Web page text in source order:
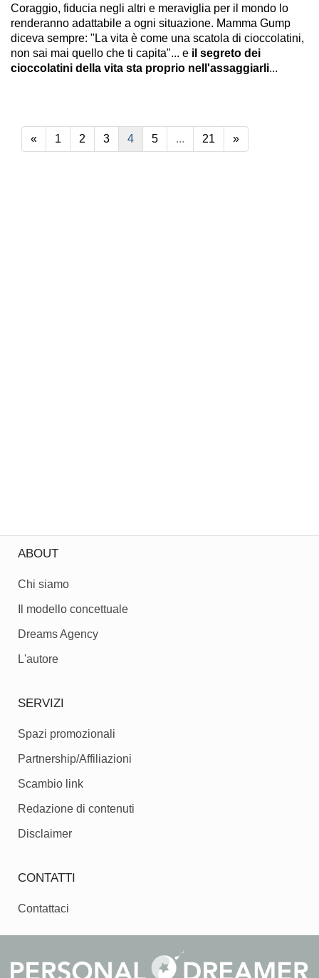
Coraggio, fiducia negli altri e meraviglia per il mondo lo
renderanno adattabile a ogni situazione. Mamma Gump
diceva sempre: "La vita è come una scatola di cioccolatini,
non sai mai quello che ti capita"... e il segreto dei
cioccolatini della vita sta proprio nell'assaggiarli...
« 1 2 3 4 5 ... 21 »
ABOUT
Chi siamo
Il modello concettuale
Dreams Agency
L'autore
SERVIZI
Spazi promozionali
Partnership/Affiliazioni
Scambio link
Redazione di contenuti
Disclaimer
CONTATTI
Contattaci